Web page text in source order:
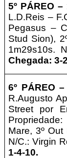
5º PÁREO –
L.D.Reis –
Pegasus –
Stud Sion),
1m29s10s.
Chegada: 3-
6º PÁREO –
R.Augusto
Street por
Mare, 3º
N/C.: Virgin
1-4-10.